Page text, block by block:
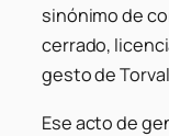
sinónimo de
cerrado,
gesto de
Ese acto de